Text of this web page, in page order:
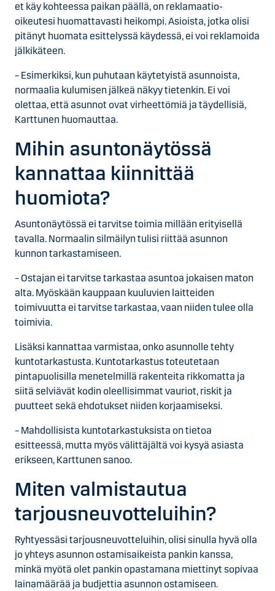
et käy kohteessa paikan päällä, on reklamaatio-
oikeutesi huomattavasti heikompi. Asioista, jotka olisi
pitänyt huomata esittelyssä käydessä, ei voi reklamoida
jälkikäteen.
– Esimerkiksi, kun puhutaan käytetyistä asunnoista,
normaalia kulumisen jälkeä näkyy tietenkin. Ei voi
olettaa, että asunnot ovat virheettömiä ja täydellisiä,
Karttunen huomauttaa.
Mihin asuntonäytössä
kannattaa kiinnittää
huomiota?
Asuntonäytössä ei tarvitse toimia millään erityisellä
tavalla. Normaalin silmäilyn tulisi riittää asunnon
kunnon tarkastamiseen.
– Ostajan ei tarvitse tarkastaa asuntoa jokaisen maton
alta. Myöskään kauppaan kuuluvien laitteiden
toimivuutta ei tarvitse tarkastaa, vaan niiden tulee olla
toimivia.
Lisäksi kannattaa varmistaa, onko asunnolle tehty
kuntotarkastusta. Kuntotarkastus toteutetaan
pintapuolisilla menetelmillä rakenteita rikkomatta ja
siitä selviävät kodin oleellisimmat vauriot, riskit ja
puutteet sekä ehdotukset niiden korjaamiseksi.
– Mahdollisista kuntotarkastuksista on tietoa
esitteessä, mutta myös välittäjältä voi kysyä asiasta
erikseen, Karttunen sanoo.
Miten valmistautua
tarjousneuvotteluihin?
Ryhtyessäsi tarjousneuvotteluihin, olisi sinulla hyvä olla
jo yhteys asunnon ostamisaikeista pankin kanssa,
minkä myötä olet pankin opastamana miettinyt sopivaa
lainamäärää ja budjettia asunnon ostamiseen.